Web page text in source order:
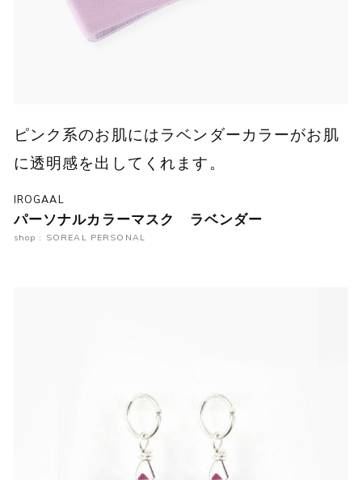
ピンク系のお肌にはラベンダーカラーがお肌
に透明感を出してくれます。
IROGAAL
パーソナルカラーマスク ラベンダー
shop : SOREAL PERSONAL